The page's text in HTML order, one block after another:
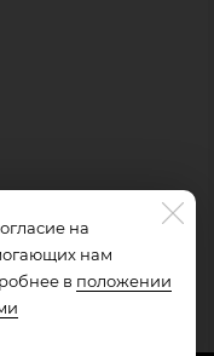
на
нам
в положении